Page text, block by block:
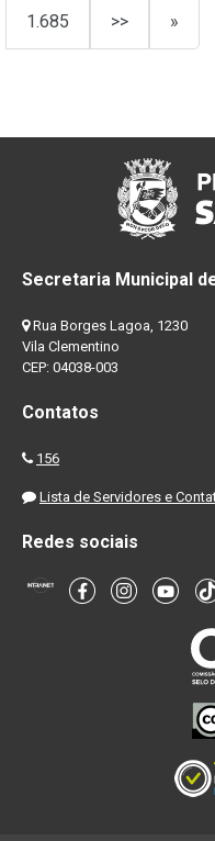
1.685 >> »
Secretaria Municipal
Rua Borges Lagoa, 1230
Vila Clementino
CEP: 04038-003
Contatos
156
Lista de Servidores e
Redes sociais